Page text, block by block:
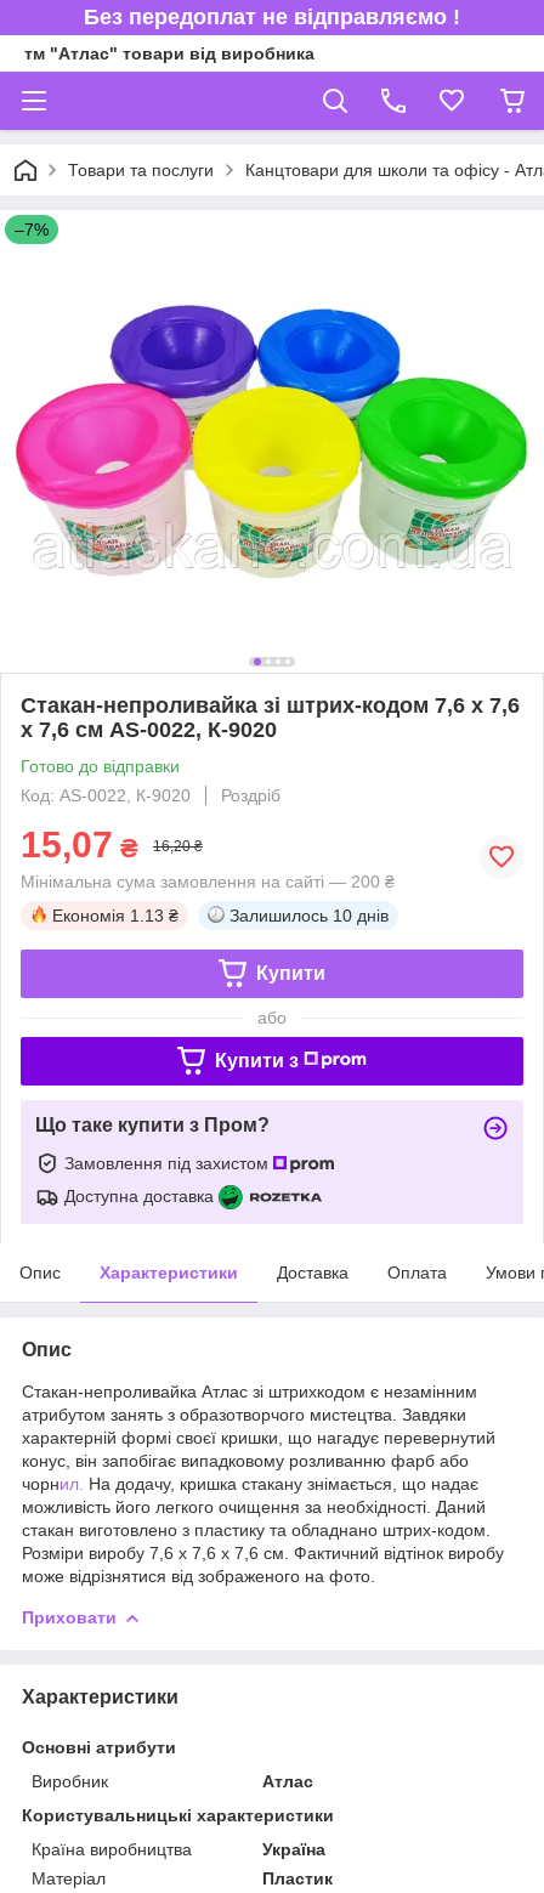
Без передоплат не відправляємо !
тм "Атлас" товари від виробника
Товари та послуги Канцтовари для школи та офісу -
–7%
Стакан-непроливайка зі штрих-кодом 7,6 х 7,6
х 7,6 см AS-0022, К-9020
Готово до відправки
Код: AS-0022, К-9020
Роздріб
15,07 ₴ 16,20 ₴
Мінімальна сума замовлення на сайті — 200 ₴
Економія 1.13 ₴ Залишилось 10 днів
Купити
або
Купити з
Що таке купити з Пром?
Замовлення під захистом
Доступна доставка
Опис Характеристики Доставка Оплата Умови
Опис
Стакан-непроливайка Атлас зі штрихкодом є незамінним
атрибутом занять з образотворчого мистецтва. Завдяки
характерній формі своєї кришки, що нагадує перевернутий
конус, він запобігає випадковому розливанню фарб або
чорнил. На додачу, кришка стакану знімається, що надає
можливість його легкого очищення за необхідності. Даний
стакан виготовлено з пластику та обладнано штрих-кодом.
Розміри виробу 7,6 х 7,6 х 7,6 см. Фактичний відтінок виробу
може відрізнятися від зображеного на фото.
Приховати
Характеристики
Основні атрибути
Виробник
Атлас
Користувальницькі характеристики
Країна виробництва
Україна
Матеріал
Пластик